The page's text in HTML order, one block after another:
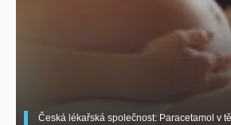
Česká lékařská společnost: Paracetamol v